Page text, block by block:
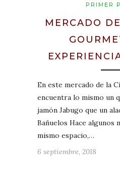
PRIMER
MERCADO
En este mercado de la
encuentra lo mismo un
jamón Jabugo que un
Bañuelos Hace algunos
mismo espacio,…
6 septiembre, 2018